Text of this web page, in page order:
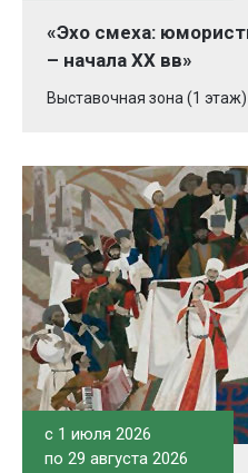
«Эхо смеха:
– начала XX вв»
Выставочная зона (1 этаж)
c 1 июля 2026
по 29 августа 2026